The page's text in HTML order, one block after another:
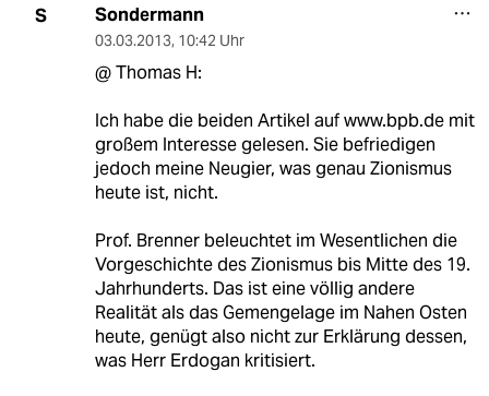
S Sondermann
03.03.2013, 10:42 Uhr
@ Thomas H:
Ich habe die beiden Artikel auf www.bpb.de mit
großem Interesse gelesen. Sie befriedigen
jedoch meine Neugier, was genau Zionismus
heute ist, nicht.
Prof. Brenner beleuchtet im Wesentlichen die
Vorgeschichte des Zionismus bis Mitte des 19.
Jahrhunderts. Das ist eine völlig andere
Realität als das Gemengelage im Nahen Osten
heute, genügt also nicht zur Erklärung dessen,
was Herr Erdogan kritisiert.